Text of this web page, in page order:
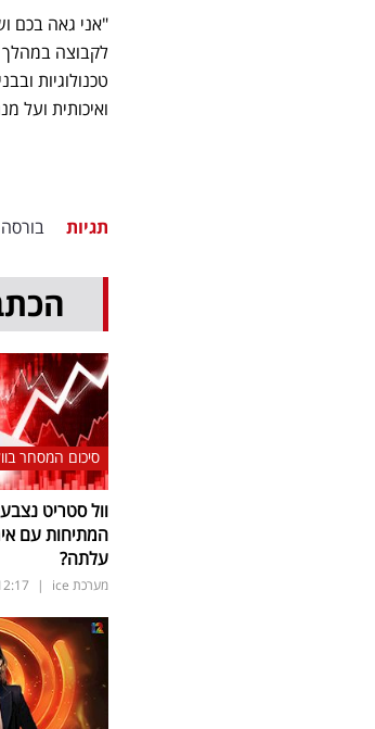
"אני גאה בכם
טכנולוגיות
ואיכותית
תגיות בורסה
סיכום המסחר
וול סטריט
המתיחות עם
עלתה?
מערכת ice |